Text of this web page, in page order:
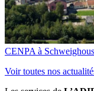
CENPA à
Voir toutes nos